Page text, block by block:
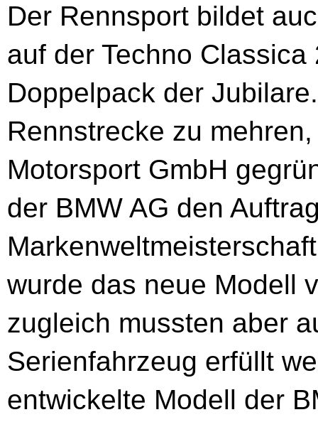
Der Rennsport bildet
auf der Techno
Doppelpack der
Rennstrecke zu
Motorsport GmbH
der BMW AG den
wurde das neue Modell
zugleich mussten aber
Serienfahrzeug erfüllt
entwickelte Modell der